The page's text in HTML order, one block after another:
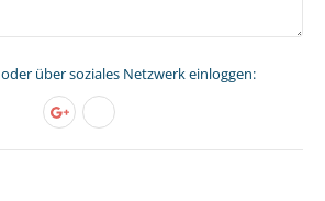
oder über soziales Netzwerk einloggen: